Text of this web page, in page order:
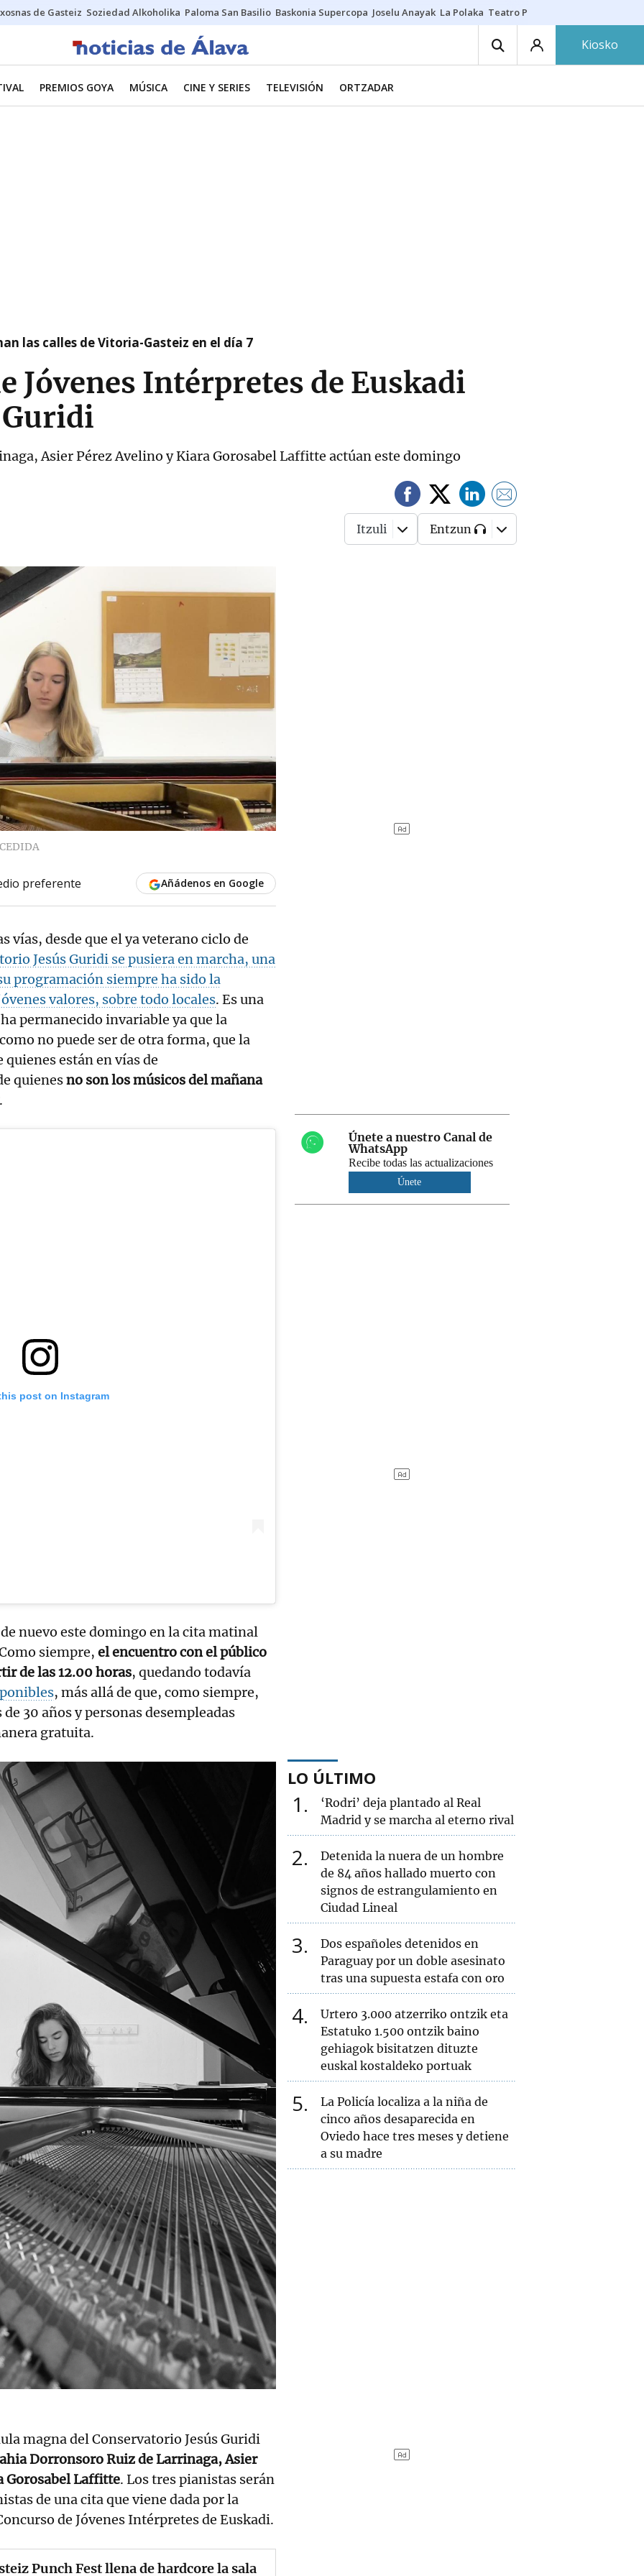
de Gasteiz Soziedad Alkoholika Paloma San Basilio Baskonia Supercopa Joselu Anayak La Polaka Teatro Principal
Kiosko
PREMIOS GOYA MÚSICA CINE Y SERIES TELEVISIÓN ORTZADAR
las calles de Vitoria-Gasteiz en el día 7
Jóvenes Intérpretes de Euskadi
Guridi
Asier Pérez Avelino y Kiara Gorosabel Laffitte actúan este domingo
Itzuli Entzun
CEDIDA
preferente Añádenos en Google
vías, desde que el ya veterano ciclo de
Jesús Guridi se pusiera en marcha, una
programación siempre ha sido la
valores, sobre todo locales. Es una
permanecido invariable ya que la
no puede ser de otra forma, que la
quienes están en vías de
quienesno son los músicos del mañana
.
post on Instagram
nuevo este domingo en la cita matinal
siempre, el encuentro con el público
de las 12.00 horas, quedando todavía
, más allá de que, como siempre,
30 años y personas desempleadas
gratuita.
magna del Conservatorio Jesús Guridi
Dorronsoro Ruiz de Larrinaga, Asier
Gorosabel Laffitte. Los tres pianistas serán
de una cita que viene dada por la
de Jóvenes Intérpretes de Euskadi.
Punch Fest llena de hardcore la sala
Únete a nuestro Canal de
WhatsApp
Recibe todas las actualizaciones
Únete
LO ÚLTIMO
1
‘Rodri’ deja plantado al Real
Madrid y se marcha al eterno rival
2
Detenida la nuera de un hombre
de 84 años hallado muerto con
signos de estrangulamiento en
Ciudad Lineal
3
Dos españoles detenidos en
Paraguay por un doble asesinato
tras una supuesta estafa con oro
4
Urtero 3.000 atzerriko ontzik eta
Estatuko 1.500 ontzik baino
gehiagok bisitatzen dituzte
euskal kostaldeko portuak
5
La Policía localiza a la niña de
cinco años desaparecida en
Oviedo hace tres meses y detiene
a su madre